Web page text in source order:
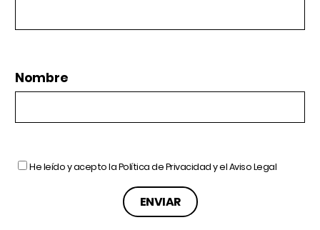
Nombre
He leído y acepto laPolítica de Privacidady elAviso Legal